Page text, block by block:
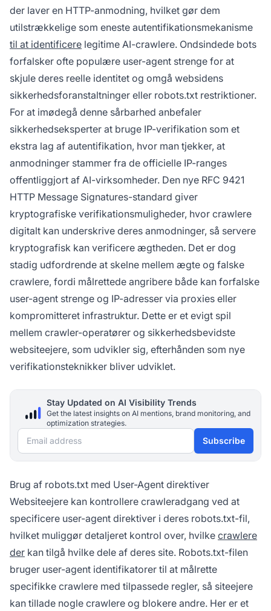
der laver en HTTP-anmodning, hvilket gør dem
utilstrækkelige som eneste autentifikationsmekanisme
til at identificere legitime AI-crawlere. Ondsindede bots
forfalsker ofte populære user-agent strenge for at
skjule deres reelle identitet og omgå websidens
sikkerhedsforanstaltninger eller robots.txt restriktioner.
For at imødegå denne sårbarhed anbefaler
sikkerhedseksperter at bruge IP-verifikation som et
ekstra lag af autentifikation, hvor man tjekker, at
anmodninger stammer fra de officielle IP-ranges
offentliggjort af AI-virksomheder. Den nye RFC 9421
HTTP Message Signatures-standard giver
kryptografiske verifikationsmuligheder, hvor crawlere
digitalt kan underskrive deres anmodninger, så servere
kryptografisk kan verificere ægtheden. Det er dog
stadig udfordrende at skelne mellem ægte og falske
crawlere, fordi målrettede angribere både kan forfalske
user-agent strenge og IP-adresser via proxies eller
kompromitteret infrastruktur. Dette er et evigt spil
mellem crawler-operatører og sikkerhedsbevidste
websiteejere, som udvikler sig, efterhånden som nye
verifikationsteknikker bliver udviklet.
Stay Updated on AI Visibility Trends
Get the latest insights on AI mentions, brand monitoring, and
optimization strategies.
Email address Subscribe
Brug af robots.txt med User-Agent direktiver
Websiteejere kan kontrollere crawleradgang ved at
specificere user-agent direktiver i deres robots.txt-fil,
hvilket muliggør detaljeret kontrol over, hvilke crawlere
der kan tilgå hvilke dele af deres site. Robots.txt-filen
bruger user-agent identifikatorer til at målrette
specifikke crawlere med tilpassede regler, så siteejere
kan tillade nogle crawlere og blokere andre. Her er et